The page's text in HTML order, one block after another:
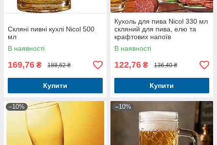
Скляні пивні кухлі Nicol 500
мл
В наявності
169,76 ₴ 188,62 ₴
Купити
Кухоль для пива Nicol 330 мл
скляний для пива, елю та
крафтових напоїв
В наявності
122,76 ₴ 136,40 ₴
Купити
–10% –10%